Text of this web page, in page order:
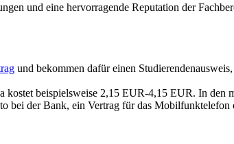
und eine hervorragende Reputation der
und bekommen dafür einen
kostet beispielsweise 2,15 EUR-4,15 EUR. In den
bei der Bank, ein Vertrag für das